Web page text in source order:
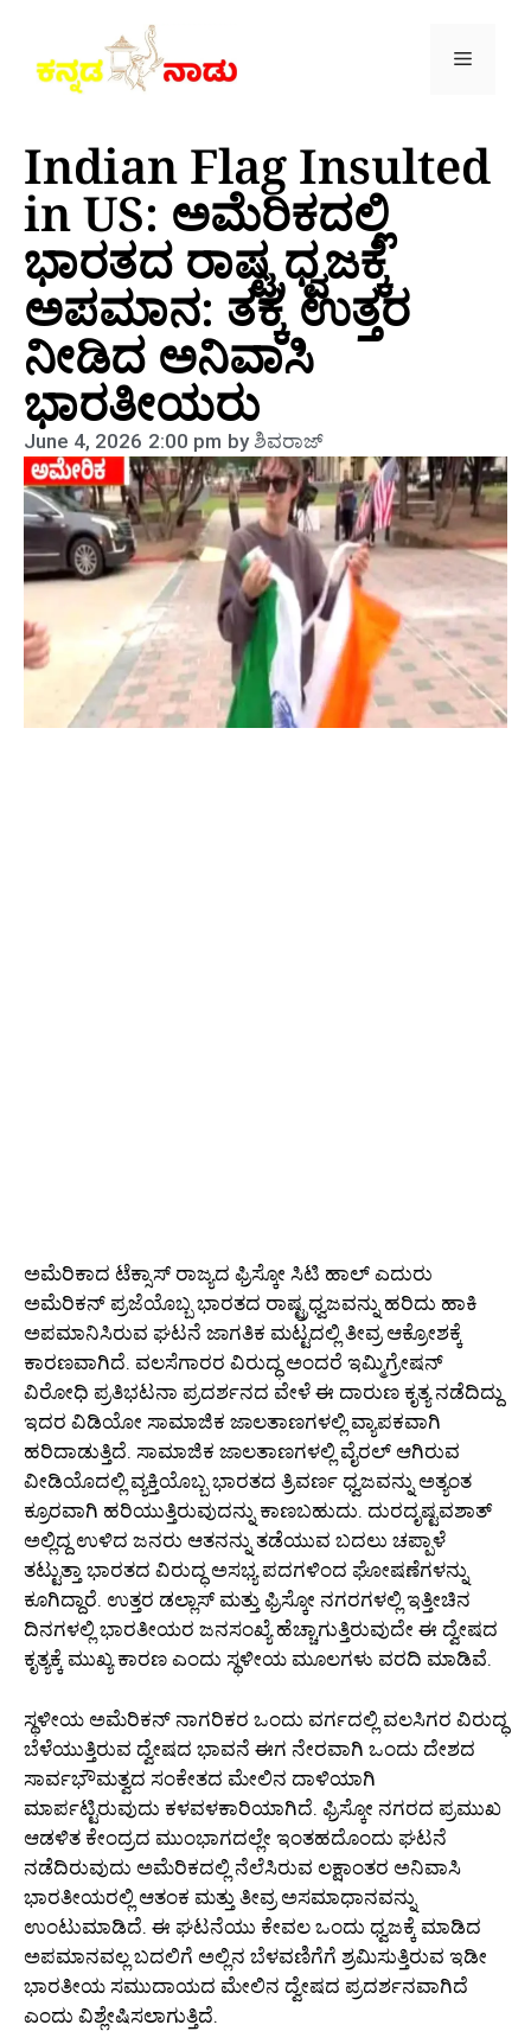
Indian Flag Insulted
in US: ಅಮೆರಿಕದಲ್ಲಿ
ಭಾರತದ ರಾಷ್ಟ್ರಧ್ವಜಕ್ಕೆ
ಅಪಮಾನ: ತಕ್ಕ ಉತ್ತರ
ನೀಡಿದ ಅನಿವಾಸಿ
ಭಾರತೀಯರು
June 4, 2026 2:00 pm byಶಿವರಾಜ್
ಅಮೆರಿಕಾದ ಟೆಕ್ಸಾಸ್ ರಾಜ್ಯದ ಫ್ರಿಸ್ಕೋ ಸಿಟಿ ಹಾಲ್ ಎದುರು
ಅಮೆರಿಕನ್ ಪ್ರಜೆಯೊಬ್ಬ ಭಾರತದ ರಾಷ್ಟ್ರಧ್ವಜವನ್ನು ಹರಿದು ಹಾಕಿ
ಅಪಮಾನಿಸಿರುವ ಘಟನೆ ಜಾಗತಿಕ ಮಟ್ಟದಲ್ಲಿ ತೀವ್ರ ಆಕ್ರೋಶಕ್ಕೆ
ಕಾರಣವಾಗಿದೆ. ವಲಸೆಗಾರರ ವಿರುದ್ಧ ಅಂದರೆ ಇಮ್ಮಿಗ್ರೇಷನ್
ವಿರೋಧಿ ಪ್ರತಿಭಟನಾ ಪ್ರದರ್ಶನದ ವೇಳೆ ಈ ದಾರುಣ ಕೃತ್ಯ ನಡೆದಿದ್ದು
ಇದರ ವಿಡಿಯೋ ಸಾಮಾಜಿಕ ಜಾಲತಾಣಗಳಲ್ಲಿ ವ್ಯಾಪಕವಾಗಿ
ಹರಿದಾಡುತ್ತಿದೆ. ಸಾಮಾಜಿಕ ಜಾಲತಾಣಗಳಲ್ಲಿ ವೈರಲ್ ಆಗಿರುವ
ವೀಡಿಯೊದಲ್ಲಿ ವ್ಯಕ್ತಿಯೊಬ್ಬ ಭಾರತದ ತ್ರಿವರ್ಣ ಧ್ವಜವನ್ನು ಅತ್ಯಂತ
ಕ್ರೂರವಾಗಿ ಹರಿಯುತ್ತಿರುವುದನ್ನು ಕಾಣಬಹುದು. ದುರದೃಷ್ಟವಶಾತ್
ಅಲ್ಲಿದ್ದ ಉಳಿದ ಜನರು ಆತನನ್ನು ತಡೆಯುವ ಬದಲು ಚಪ್ಪಾಳೆ
ತಟ್ಟುತ್ತಾ ಭಾರತದ ವಿರುದ್ಧ ಅಸಭ್ಯ ಪದಗಳಿಂದ ಘೋಷಣೆಗಳನ್ನು
ಕೂಗಿದ್ದಾರೆ. ಉತ್ತರ ಡಲ್ಲಾಸ್ ಮತ್ತು ಫ್ರಿಸ್ಕೋ ನಗರಗಳಲ್ಲಿ ಇತ್ತೀಚಿನ
ದಿನಗಳಲ್ಲಿ ಭಾರತೀಯರ ಜನಸಂಖ್ಯೆ ಹೆಚ್ಚಾಗುತ್ತಿರುವುದೇ ಈ ದ್ವೇಷದ
ಕೃತ್ಯಕ್ಕೆ ಮುಖ್ಯ ಕಾರಣ ಎಂದು ಸ್ಥಳೀಯ ಮೂಲಗಳು ವರದಿ ಮಾಡಿವೆ.
ಸ್ಥಳೀಯ ಅಮೆರಿಕನ್ ನಾಗರಿಕರ ಒಂದು ವರ್ಗದಲ್ಲಿ ವಲಸಿಗರ ವಿರುದ್ಧ
ಬೆಳೆಯುತ್ತಿರುವ ದ್ವೇಷದ ಭಾವನೆ ಈಗ ನೇರವಾಗಿ ಒಂದು ದೇಶದ
ಸಾರ್ವಭೌಮತ್ವದ ಸಂಕೇತದ ಮೇಲಿನ ದಾಳಿಯಾಗಿ
ಮಾರ್ಪಟ್ಟಿರುವುದು ಕಳವಳಕಾರಿಯಾಗಿದೆ. ಫ್ರಿಸ್ಕೋ ನಗರದ ಪ್ರಮುಖ
ಆಡಳಿತ ಕೇಂದ್ರದ ಮುಂಭಾಗದಲ್ಲೇ ಇಂತಹದೊಂದು ಘಟನೆ
ನಡೆದಿರುವುದು ಅಮೆರಿಕದಲ್ಲಿ ನೆಲೆಸಿರುವ ಲಕ್ಷಾಂತರ ಅನಿವಾಸಿ
ಭಾರತೀಯರಲ್ಲಿ ಆತಂಕ ಮತ್ತು ತೀವ್ರ ಅಸಮಾಧಾನವನ್ನು
ಉಂಟುಮಾಡಿದೆ. ಈ ಘಟನೆಯು ಕೇವಲ ಒಂದು ಧ್ವಜಕ್ಕೆ ಮಾಡಿದ
ಅಪಮಾನವಲ್ಲ ಬದಲಿಗೆ ಅಲ್ಲಿನ ಬೆಳವಣಿಗೆಗೆ ಶ್ರಮಿಸುತ್ತಿರುವ ಇಡೀ
ಭಾರತೀಯ ಸಮುದಾಯದ ಮೇಲಿನ ದ್ವೇಷದ ಪ್ರದರ್ಶನವಾಗಿದೆ
ಎಂದು ವಿಶ್ಲೇಷಿಸಲಾಗುತ್ತಿದೆ.